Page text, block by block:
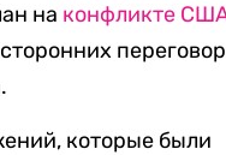
на конфликте
которые были